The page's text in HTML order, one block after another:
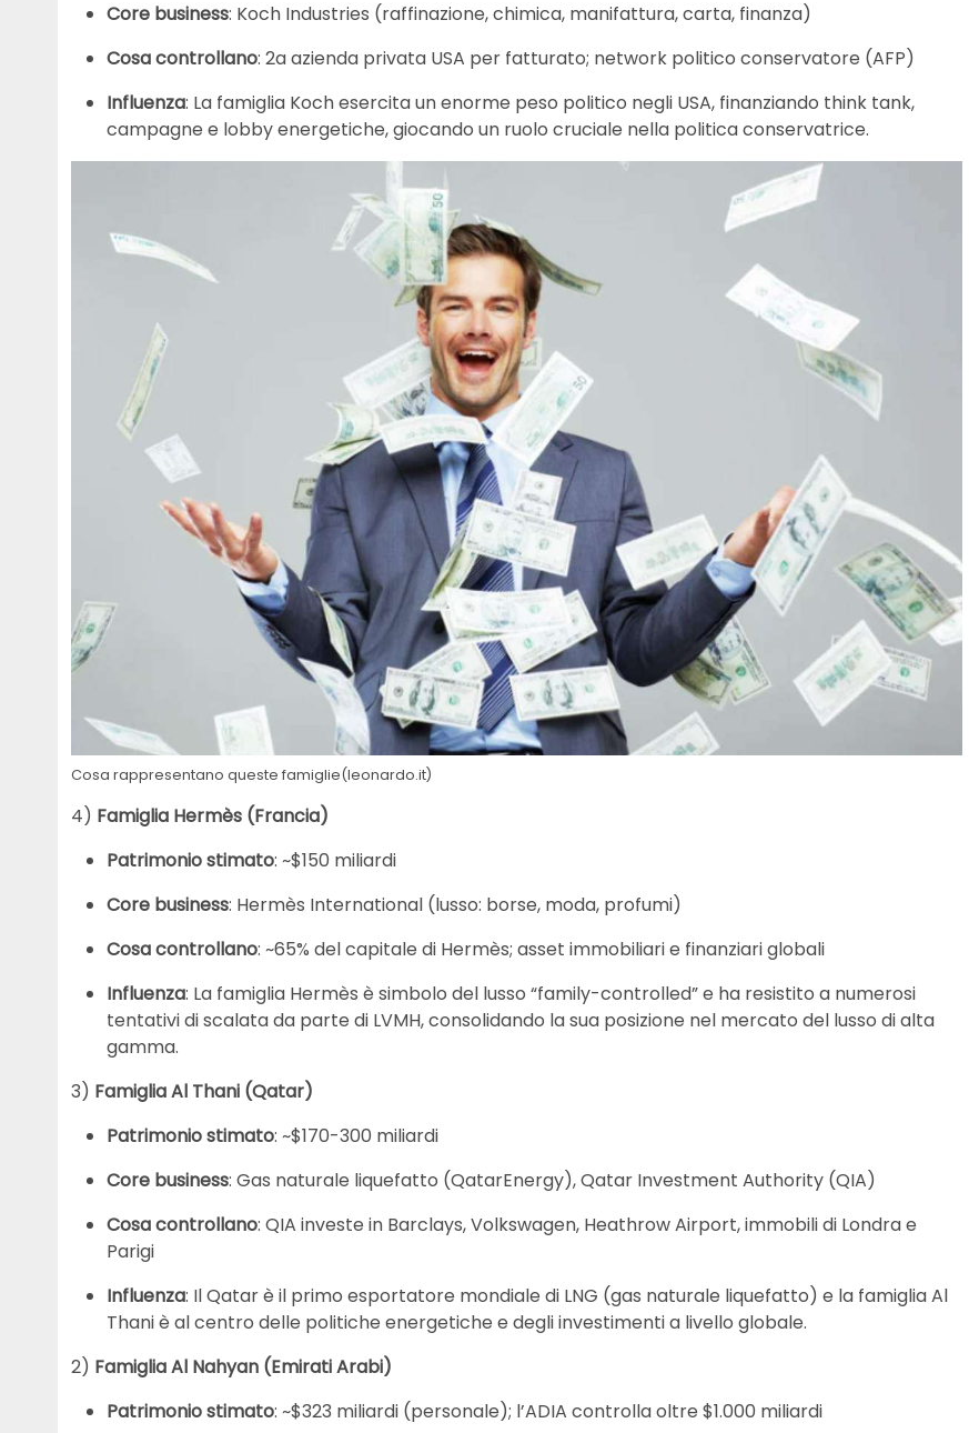
Core business: Koch Industries (raffinazione, chimica, manifattura, carta, finanza)
Cosa controllano: 2a azienda privata USA per fatturato; network politico conservatore (AFP)
Influenza: La famiglia Koch esercita un enorme peso politico negli USA, finanziando think tank,
campagne e lobby energetiche, giocando un ruolo cruciale nella politica conservatrice.
Cosa rappresentano queste famiglie(leonardo.it)
4) Famiglia Hermès (Francia)
Patrimonio stimato: ~$150 miliardi
Core business: Hermès International (lusso: borse, moda, profumi)
Cosa controllano: ~65% del capitale di Hermès; asset immobiliari e finanziari globali
Influenza: La famiglia Hermès è simbolo del lusso “family-controlled” e ha resistito a numerosi
tentativi di scalata da parte di LVMH, consolidando la sua posizione nel mercato del lusso di alta
gamma.
3) Famiglia Al Thani (Qatar)
Patrimonio stimato: ~$170-300 miliardi
Core business: Gas naturale liquefatto (QatarEnergy), Qatar Investment Authority (QIA)
Cosa controllano: QIA investe in Barclays, Volkswagen, Heathrow Airport, immobili di Londra e
Parigi
Influenza: Il Qatar è il primo esportatore mondiale di LNG (gas naturale liquefatto) e la famiglia Al
Thani è al centro delle politiche energetiche e degli investimenti a livello globale.
2) Famiglia Al Nahyan (Emirati Arabi)
Patrimonio stimato: ~$323 miliardi (personale); l’ADIA controlla oltre $1.000 miliardi